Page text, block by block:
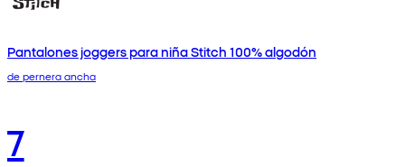
Pantalones joggers para niña Stitch 100% algodón
de pernera ancha
7